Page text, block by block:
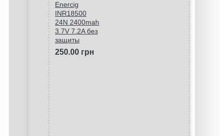
Enercig
INR18500
24N 2400mah
3.7V 7.2A без
защиты
250.00 грн